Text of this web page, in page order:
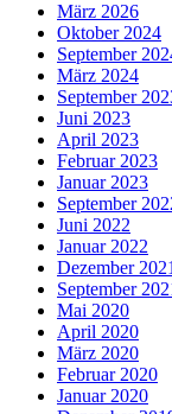
März 2026
Oktober 2024
September
März 2024
September
Juni 2023
April 2023
Februar 2023
Januar 2023
September
Juni 2022
Januar 2022
Dezember 2021
September
Mai 2020
April 2020
März 2020
Februar 2020
Januar 2020